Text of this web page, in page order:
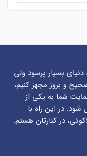
بسیار پرسود ولی
و بروز مجهز کنیم،
شما به یکی از
شود. در این راه با
در کنارتان هستم.